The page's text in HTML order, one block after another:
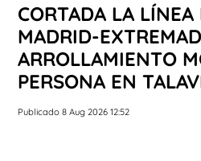
CORTADA LA LÍNEA
MADRID-
ARROLLAMIENTO
PERSONA EN
Publicado 8 Aug 2026 12:52